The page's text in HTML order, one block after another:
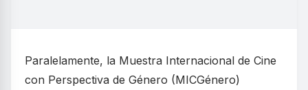
Paralelamente, la Muestra Internacional de Cine
con Perspectiva de Género (MICGénero)